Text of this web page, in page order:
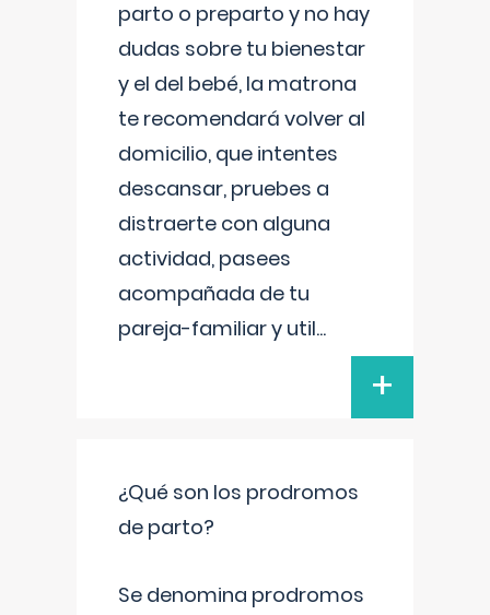
parto o preparto y no hay
dudas sobre tu bienestar
y el del bebé, la matrona
te recomendará volver al
domicilio, que intentes
descansar, pruebes a
distraerte con alguna
actividad, pasees
acompañada de tu
pareja-familiar y util...
+
¿Qué son los prodromos
de parto?
Se denomina prodromos